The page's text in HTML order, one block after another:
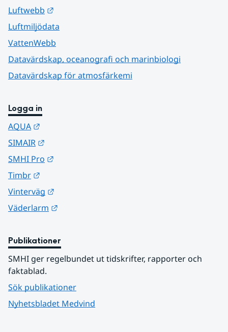
Luftwebb
Luftmiljödata
VattenWebb
Datavärdskap, oceanografi och marinbiologi
Datavärdskap för atmosfärkemi
Logga in
AQUA
SIMAIR
SMHI Pro
Timbr
Vinterväg
Väderlarm
Publikationer
SMHI ger regelbundet ut tidskrifter, rapporter och
faktablad.
Sök publikationer
Nyhetsbladet Medvind